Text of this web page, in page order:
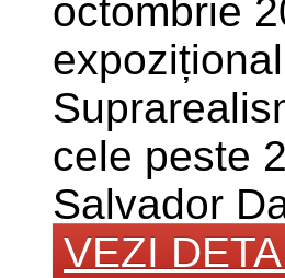
octombrie
cele peste
Salvador
VEZI